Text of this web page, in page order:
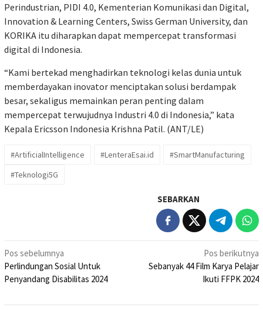
Perindustrian, PIDI 4.0, Kementerian Komunikasi dan Digital,
Innovation & Learning Centers, Swiss German University, dan
KORIKA itu diharapkan dapat mempercepat transformasi
digital di Indonesia.
“Kami bertekad menghadirkan teknologi kelas dunia untuk
memberdayakan inovator menciptakan solusi berdampak
besar, sekaligus memainkan peran penting dalam
mempercepat terwujudnya Industri 4.0 di Indonesia,” kata
Kepala Ericsson Indonesia Krishna Patil. (ANT/LE)
#ArtificialIntelligence #LenteraEsai.id
#SmartManufacturing
#Teknologi5G
SEBARKAN
Navigasi
pos
Pos sebelumnya
Perlindungan Sosial Untuk
Penyandang Disabilitas 2024
Pos berikutnya
Sebanyak 44 Film Karya Pelajar
Ikuti FFPK 2024